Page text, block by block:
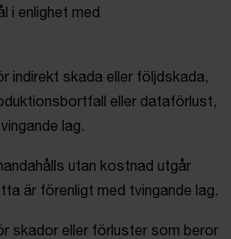
i enlighet med
indirekt skada eller följdskada,
eller dataförlust,
lag.
utan kostnad utgår
är förenligt med tvingande lag.
skador eller förluster som beror